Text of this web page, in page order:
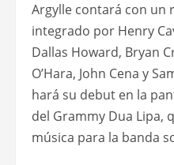
Argylle contará con un
integrado por Henry
Dallas Howard, Bryan
O’Hara, John Cena y
hará su debut en la
del Grammy Dua Lipa,
música para la banda